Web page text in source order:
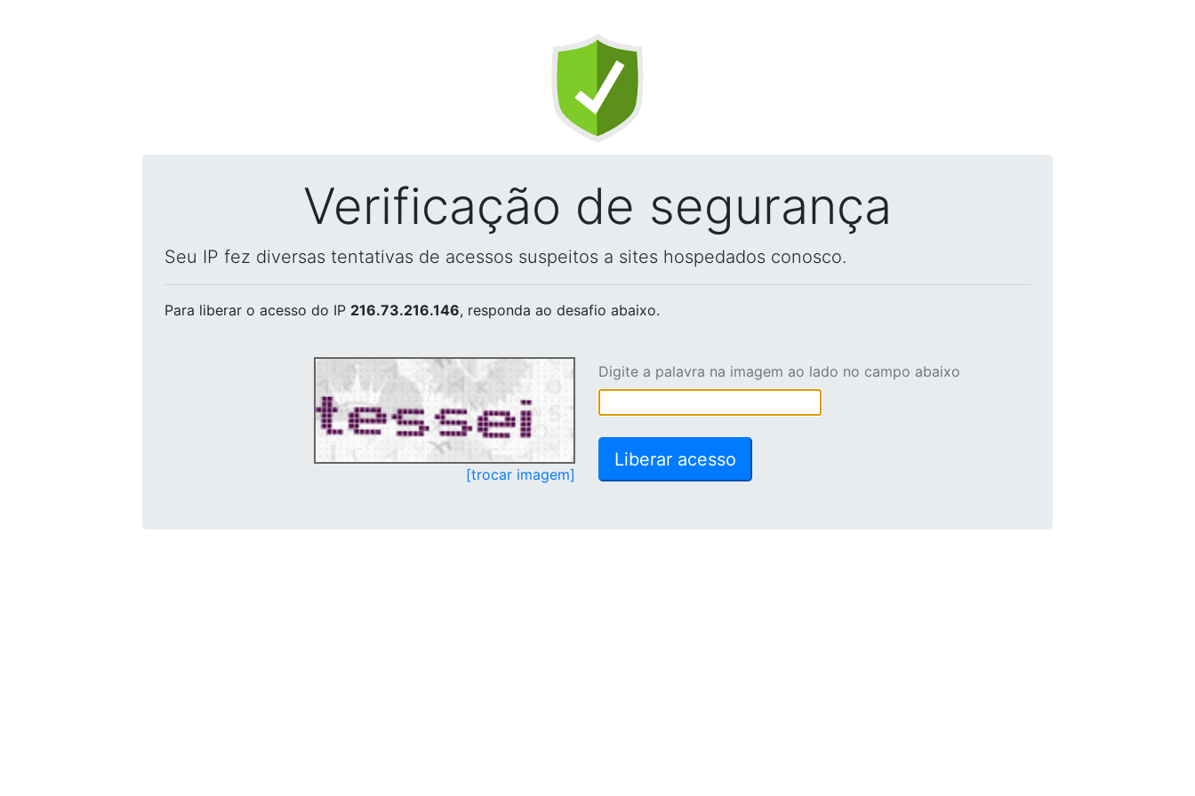
Verificação de segurança
Seu IP fez diversas tentativas de acessos suspeitos a sites hospedados conosco.
Para liberar o acesso do IP 216.73.216.146, responda ao desafio abaixo.
[trocar imagem]
Digite a palavra na imagem ao lado no campo abaixo